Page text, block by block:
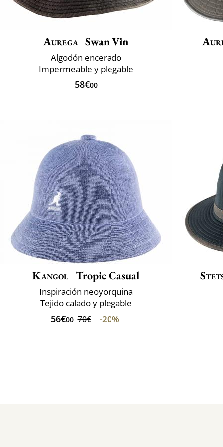
Aurega Swan Vin
Algodón encerado
Impermeable y plegable
58€00
Kangol Tropic Casual
Inspiración neoyorquina
Tejido calado y plegable
56€00 70€ -20%